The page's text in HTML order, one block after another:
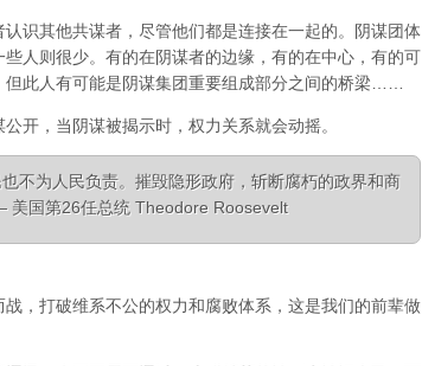
识其他共谋者，尽管他们都是连接在一起的。阴谋团体
人则很少。有的在阴谋者的边缘，有的在中心，有的可
此人有可能是阴谋集团重要组成部分之间的桥梁……
开，当阴谋被揭示时，权力关系就会动摇。
不为人民负责。摧毁隐形政府，斩断腐朽的政界和商
国第26任总统 Theodore Roosevelt
，打破维系不公的权力和腐败体系，这是我们的前辈做